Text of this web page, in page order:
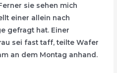
sie sehen mich
einer allein nach
gefragt hat. Einer
sei fast taff, teilte Wafer
an dem Montag anhand.